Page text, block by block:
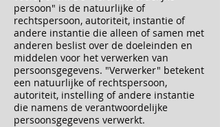
persoon" is de natuurlijke of
rechtspersoon, autoriteit, instantie of
andere instantie die alleen of samen met
anderen beslist over de doeleinden en
middelen voor het verwerken van
persoonsgegevens. "Verwerker" betekent
een natuurlijke of rechtspersoon,
autoriteit, instelling of andere instantie
die namens de verantwoordelijke
persoonsgegevens verwerkt.